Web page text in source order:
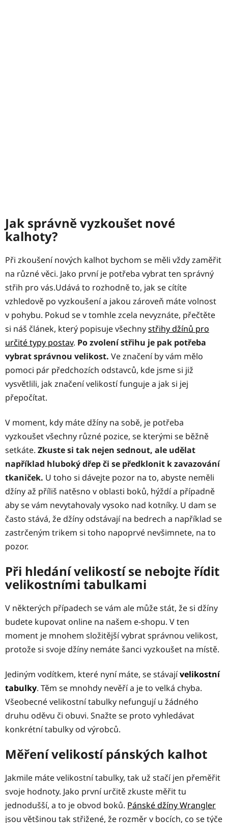
Jak správně vyzkoušet nové
kalhoty?
Při zkoušení nových kalhot bychom se měli vždy zaměřit
na různé věci. Jako první je potřeba vybrat ten správný
střih pro vás.Udává to rozhodně to, jak se cítíte
vzhledově po vyzkoušení a jakou zároveň máte volnost
v pohybu. Pokud se v tomhle zcela nevyznáte, přečtěte
si náš článek, který popisuje všechnystřihy džínů pro
určité typy postav. Po zvolení střihu je pak potřeba
vybrat správnou velikost. Ve značení by vám mělo
pomoci pár předchozích odstavců, kde jsme si již
vysvětlili, jak značení velikostí funguje a jak si jej
přepočítat.
V moment, kdy máte džíny na sobě, je potřeba
vyzkoušet všechny různé pozice, se kterými se běžně
setkáte. Zkuste si tak nejen sednout, ale udělat
například hluboký dřep či se předklonit k zavazování
tkaniček. U toho si dávejte pozor na to, abyste neměli
džíny až příliš natěsno v oblasti boků, hýždí a případně
aby se vám nevytahovaly vysoko nad kotníky. U dam se
často stává, že džíny odstávají na bedrech a například se
zastrčeným trikem si toho napoprvé nevšimnete, na to
pozor.
Při hledání velikostí se nebojte řídit
velikostními tabulkami
V některých případech se vám ale může stát, že si džíny
budete kupovat online na našem e-shopu. V ten
moment je mnohem složitější vybrat správnou velikost,
protože si svoje džíny nemáte šanci vyzkoušet na místě.
Jediným vodítkem, které nyní máte, se stávajívelikostní
tabulky. Těm se mnohdy nevěří a je to velká chyba.
Všeobecné velikostní tabulky nefungují u žádného
druhu oděvu či obuvi. Snažte se proto vyhledávat
konkrétní tabulky od výrobců.
Měření velikostí pánských kalhot
Jakmile máte velikostní tabulky, tak už stačí jen přeměřit
svoje hodnoty. Jako první určitě zkuste měřit tu
jednodušší, a to je obvod boků. Pánské džíny Wrangler
jsou většinou tak střižené, že rozměr v bocích, co se týče